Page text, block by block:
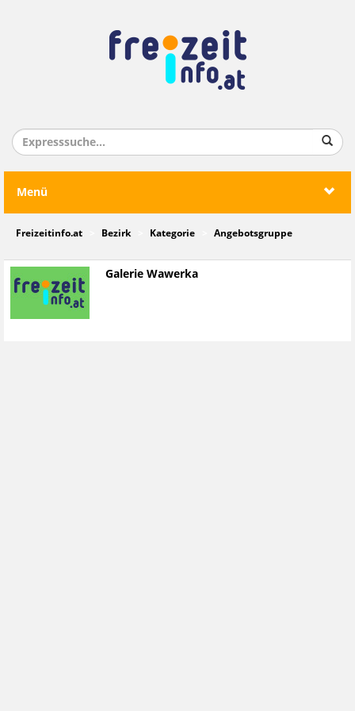
Menü
Freizeitinfo.at Bezirk Kategorie Angebotsgruppe
Galerie Wawerka